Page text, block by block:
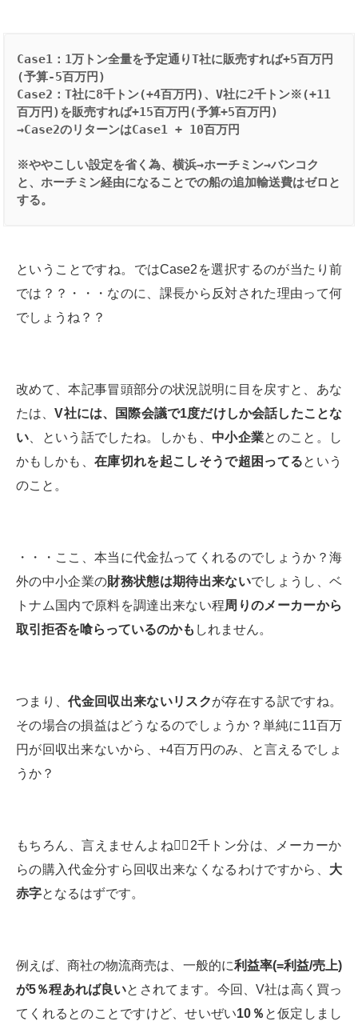
Case1：1万トン全量を予定通りT社に販売すれば+5百万円
(予算-5百万円)
Case2：T社に8千トン(+4百万円)、V社に2千トン※(+11
百万円)を販売すれば+15百万円(予算+5百万円)
→Case2のリターンはCase1 + 10百万円
※ややこしい設定を省く為、横浜→ホーチミン→バンコク
と、ホーチミン経由になることでの船の追加輸送費はゼロと
する。
ということですね。ではCase2を選択するのが当たり前
では？？・・・なのに、課長から反対された理由って何
でしょうね？？
改めて、本記事冒頭部分の状況説明に目を戻すと、あな
たは、V社には、国際会議で1度だけしか会話したことな
い 、という話でしたね。しかも、 中小企業とのこと。し
かもしかも、 在庫切れを起こしそうで超困ってるという
のこと。
・・・ここ、本当に代金払ってくれるのでしょうか？海
外の中小企業の財務状態は期待出来ないでしょうし、ベ
トナム国内で原料を調達出来ない程周りのメーカーから
取引拒否を喰らっているのかも しれません。
つまり、代金回収出来ないリスクが存在する訳ですね。
その場合の損益はどうなるのでしょうか？単純に11百万
円が回収出来ないから、+4百万円のみ、と言えるでしょ
うか？
もちろん、言えませんよね🙅‍♂️2千トン分は、メーカーか
らの購入代金分すら回収出来なくなるわけですから、 大
赤字となるはずです。
例えば、商社の物流商売は、一般的に利益率(=利益/売上)
が5％程あれば良いとされてます。今回、V社は高く買っ
てくれるとのことですけど、せいぜい10 ％ と仮定しまし